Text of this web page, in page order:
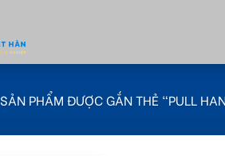
SẢN PHẨM ĐƯỢC GẮN THẺ “PULL